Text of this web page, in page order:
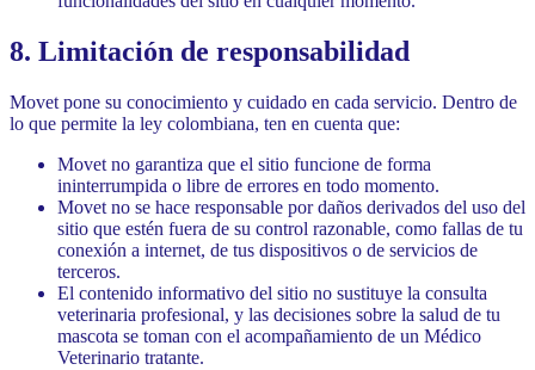
8. Limitación de responsabilidad
Movet pone su conocimiento y cuidado en cada servicio. Dentro de
lo que permite la ley colombiana, ten en cuenta que:
Movet no garantiza que el sitio funcione de forma
ininterrumpida o libre de errores en todo momento.
Movet no se hace responsable por daños derivados del uso del
sitio que estén fuera de su control razonable, como fallas de tu
conexión a internet, de tus dispositivos o de servicios de
terceros.
El contenido informativo del sitio no sustituye la consulta
veterinaria profesional, y las decisiones sobre la salud de tu
mascota se toman con el acompañamiento de un Médico
Veterinario tratante.